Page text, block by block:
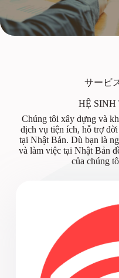
サービ
HỆ
Chúng tôi xây dựng và
dịch vụ tiện ích, hỗ trợ
tại Nhật Bản. Dù bạn là
và làm việc tại Nhật Bản
của chúng